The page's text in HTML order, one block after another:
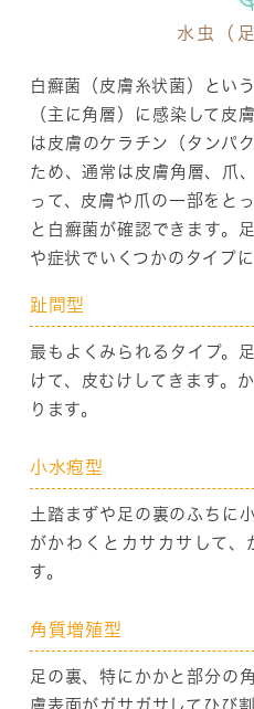
水虫（
白癬菌（皮膚糸状菌）とい
（主に角層）に感染して皮
は皮膚のケラチン（タンパ
ため、通常は皮膚角層、爪
って、皮膚や爪の一部をと
と白癬菌が確認できます。
や症状でいくつかのタイプに
趾間型
最もよくみられるタイプ。
けて、皮むけしてきます。
ります。
小水疱型
土踏まずや足の裏のふちに
がかわくとカサカサして、
す。
角質増殖型
足の裏、特にかかと部分の
膚表面がガサガサしてひび